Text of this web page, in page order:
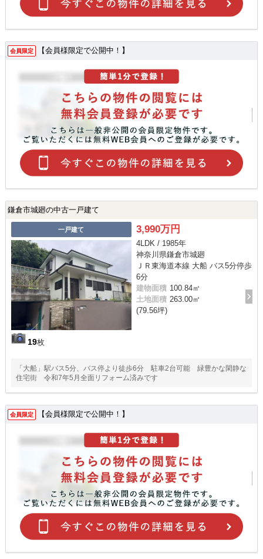
会員限定 【会員様限定で公開中！】
鎌倉市城廻の中古一戸建て
一戸建て
19枚
3,990万円
4LDK / 1985年
神奈川県鎌倉市城廻
ＪＲ東海道本線 大船 バス5分停歩
6分
建物面積 100.84㎡
土地面積 263.00㎡
(79.56坪)
「大船」駅バス5分、バス停より徒歩6分 駐車2台可能 緑豊かな閑静な
住宅街 令和7年5月全面リフォーム済みです
会員限定 【会員様限定で公開中！】